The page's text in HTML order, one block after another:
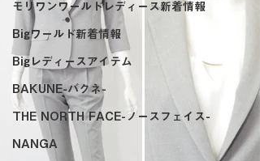
モリワンワールドレディース新着情報
Bigワールド新着情報
Bigレディースアイテム
BAKUNE-バクネ-
THE NORTH FACE-ノースフェイス-
NANGA